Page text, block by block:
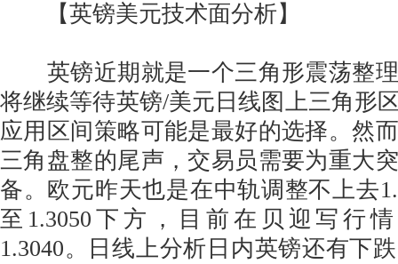
【英镑美元技术面分析】
英镑近期就是一个三角形震荡整理
将继续等待英镑/美元日线图上三角形
应用区间策略可能是最好的选择。然
三角盘整的尾声，交易员需要为重大
备。欧元昨天也是在中轨调整不上去
至1.3050下方，目前在贝迎写行
1.3040。日线上分析日内英镑还有下